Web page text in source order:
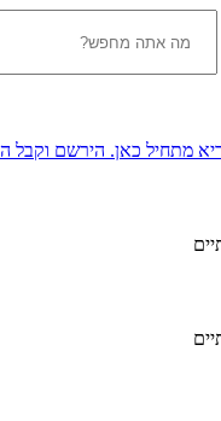
מתחיל כאן. הירשם וקבל